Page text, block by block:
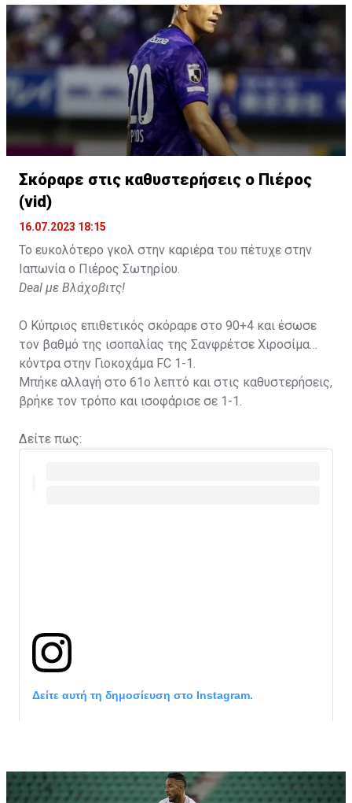
Σκόραρε στις καθυστερήσεις ο Πιέρος
(vid)
16.07.2023 18:15
Το ευκολότερο γκολ στην καριέρα του πέτυχε στην
Ιαπωνία ο Πιέρος Σωτηρίου.
Deal με Βλάχοβιτς!
Ο Κύπριος επιθετικός σκόραρε στο 90+4 και έσωσε
τον βαθμό της ισοπαλίας της Σανφρέτσε Χιροσίμα
κόντρα στην Γιοκοχάμα FC 1-1.
Μπήκε αλλαγή στο 61ο λεπτό και στις καθυστερήσεις,
βρήκε τον τρόπο και ισοφάρισε σε 1-1.
Δείτε πως:
Δείτε αυτή τη δημοσίευση στο Instagram.